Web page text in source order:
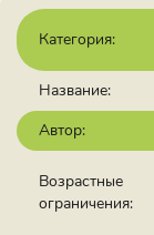
Категория:
Название:
Автор:
Возрастные
ограничения: